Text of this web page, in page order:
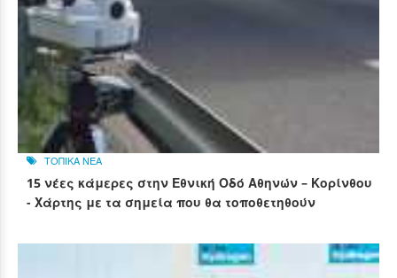
ΤΟΠΙΚΑ ΝΕΑ
15 νέες κάμερες στην Εθνική Οδό Αθηνών – Κορίνθου
- Χάρτης με τα σημεία που θα τοποθετηθούν